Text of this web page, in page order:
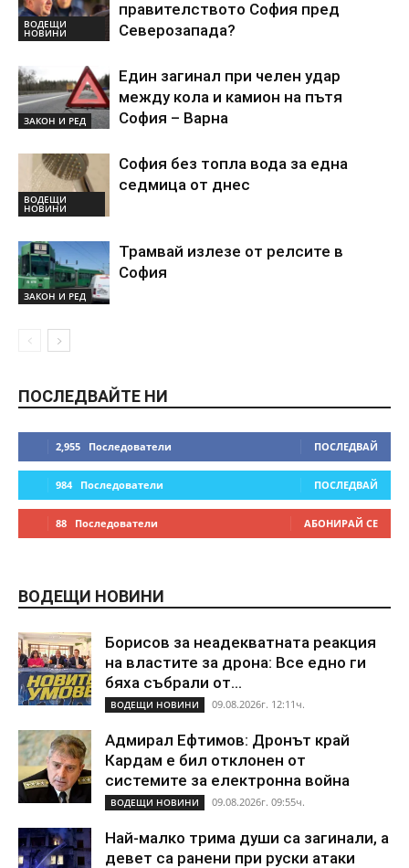
ВОДЕЩИ
НОВИНИ
правителството София пред
Северозапада?
ЗАКОН И РЕД
Един загинал при челен удар
между кола и камион на пътя
София – Варна
ВОДЕЩИ
НОВИНИ
София без топла вода за една
седмица от днес
ЗАКОН И РЕД
Трамвай излезе от релсите в
София
ПОСЛЕДВАЙТЕ НИ
2,955 Последователи ПОСЛЕДВАЙ
984 Последователи ПОСЛЕДВАЙ
88 Последователи АБОНИРАЙ СЕ
ВОДЕЩИ НОВИНИ
Борисов за неадекватната реакция
на властите за дрона: Все едно ги
бяха събрали от...
ВОДЕЩИ НОВИНИ 09.08.2026г. 12:11ч.
Адмирал Ефтимов: Дронът край
Кардам е бил отклонен от
системите за електронна война
ВОДЕЩИ НОВИНИ 09.08.2026г. 09:55ч.
Най-малко трима души са загинали, а
девет са ранени при руски атаки